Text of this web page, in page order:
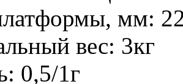
мм:
вес: 3кг
: 0,5/1г